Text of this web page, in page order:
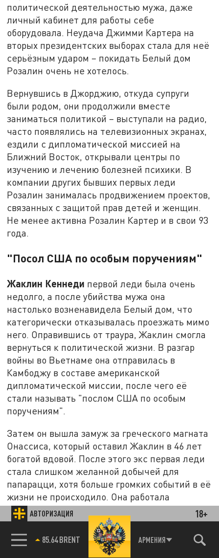
АВТОРИЗАЦИЯ 18+
85.64 BRENT АРМЕНИЯ
политической деятельностью мужа, даже
личный кабинет для работы себе
оборудовала. Неудача Джимми Картера на
вторых президентских выборах стала для неё
серьёзным ударом – покидать Белый дом
Розалин очень не хотелось.
Вернувшись в Джорджию, откуда супруги
были родом, они продолжили вместе
заниматься политикой – выступали на радио,
часто появлялись на телевизионных экранах,
ездили с дипломатической миссией на
Ближний Восток, открывали центры по
изучению и лечению болезней психики. В
компании других бывших первых леди
Розалин занималась продвижением проектов,
связанных с защитой прав детей и женщин.
Не менее активна Розалин Картер и в свои 93
года.
"Посол США по особым поручениям"
Жаклин Кеннеди первой леди была очень
недолго, а после убийства мужа она
настолько возненавидела Белый дом, что
категорически отказывалась проезжать мимо
него. Оправившись от траура, Жаклин смогла
вернуться к политической жизни. В разгар
войны во Вьетнаме она отправилась в
Камбоджу в составе американской
дипломатической миссии, после чего её
стали называть "послом США по особым
поручениям".
Затем он вышла замуж за греческого магната
Онассиса, который оставил Жаклин в 46 лет
богатой вдовой. После этого экс первая леди
стала слишком желанной добычей для
папарацци, хотя больше громких событий в её
жизни не происходило. Она работала
редактором в скромных издательствах, а
также до самой своей смерти активно
занималась защитой памятников и
архитектурного наследия.